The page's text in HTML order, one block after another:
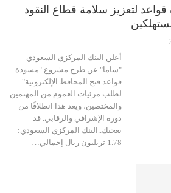
لتعزيز سلامة قطاع النقود
أعلن البنك المركزي السعودي
"ساما" عن طرح مشروع "مسودة
قواعد فتح المحافظ الإلكترونية"
لطلب مرئيات العموم من المهتمين
والمختصين، ويعد هذا انطلاقًا من
دوره الإشرافي والرقابي. قد
يعجبك..البنك المركزي السعودي:
1.78 تريليون ريال إجمالي…